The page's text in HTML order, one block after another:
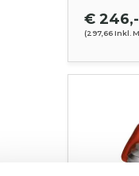
€ 246,-
(297,66 Inkl.